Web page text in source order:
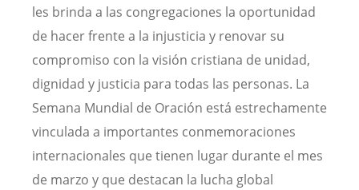
les brinda a las congregaciones la oportunidad
de hacer frente a la injusticia y renovar su
compromiso con la visión cristiana de unidad,
dignidad y justicia para todas las personas. La
Semana Mundial de Oración está estrechamente
vinculada a importantes conmemoraciones
internacionales que tienen lugar durante el mes
de marzo y que destacan la lucha global